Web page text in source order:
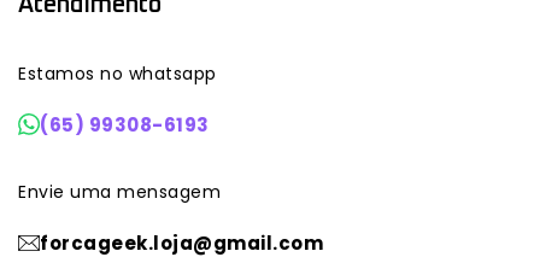
Estamos no whatsapp
(65) 99308-6193
Envie uma mensagem
forcageek.loja@gmail.com